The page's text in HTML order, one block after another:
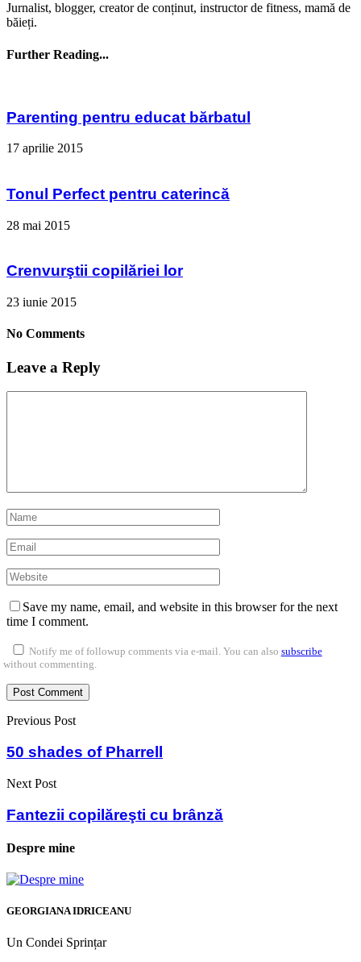
Jurnalist, blogger, creator de conținut, instructor de fitness, mamă de
băieți.
Further Reading...
Parenting pentru educat bărbatul
17 aprilie 2015
Tonul Perfect pentru caterincă
28 mai 2015
Crenvurştii copilăriei lor
23 iunie 2015
No Comments
Leave a Reply
Save my name, email, and website in this browser for the next
time I comment.
Notify me of followup comments via e-mail. You can also subscribe
without commenting.
Previous Post
50 shades of Pharrell
Next Post
Fantezii copilăreşti cu brânză
Despre mine
GEORGIANA IDRICEANU
Un Condei Sprințar